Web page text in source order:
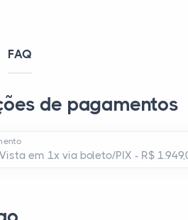
FAQ
de pagamentos